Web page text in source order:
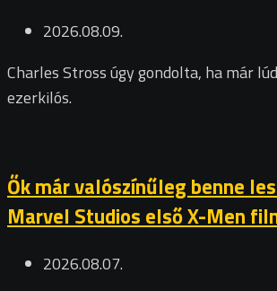
2026.08.09.
Charles Stross úgy gondolta, ha már
ezerkilós.
Ők már valószínűleg benne
Marvel Studios első X-Men
2026.08.07.